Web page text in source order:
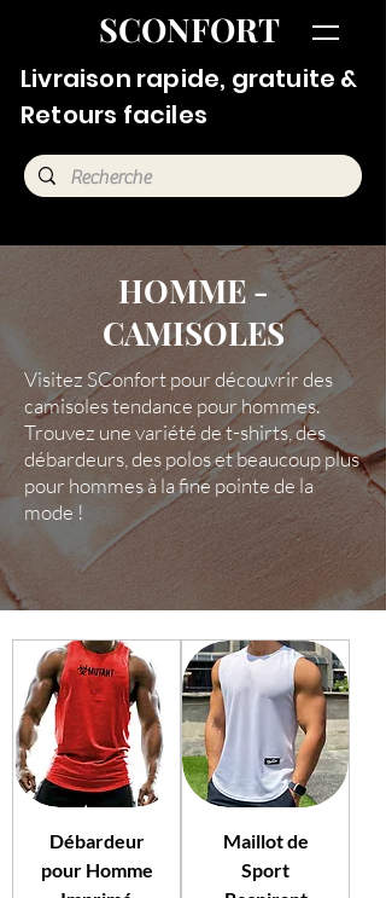
SCONFORT
Livraison rapide, gratuite &
Retours faciles
HOMME -
CAMISOLES
Visitez SConfort pour découvrir des
camisoles tendance pour hommes.
Trouvez une variété de t-shirts, des
débardeurs, des polos et beaucoup plus
pour hommes à la fine pointe de la
mode !
Débardeur
pour Homme
Maillot de
Sport